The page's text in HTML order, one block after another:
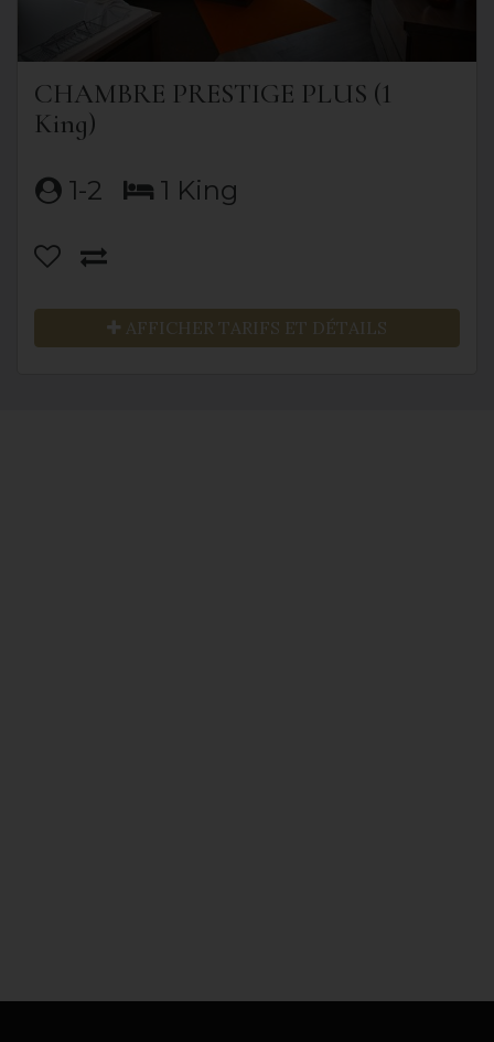
CHAMBRE PRESTIGE PLUS (1
King)
1-2 1 King
AFFICHER TARIFS ET DÉTAILS